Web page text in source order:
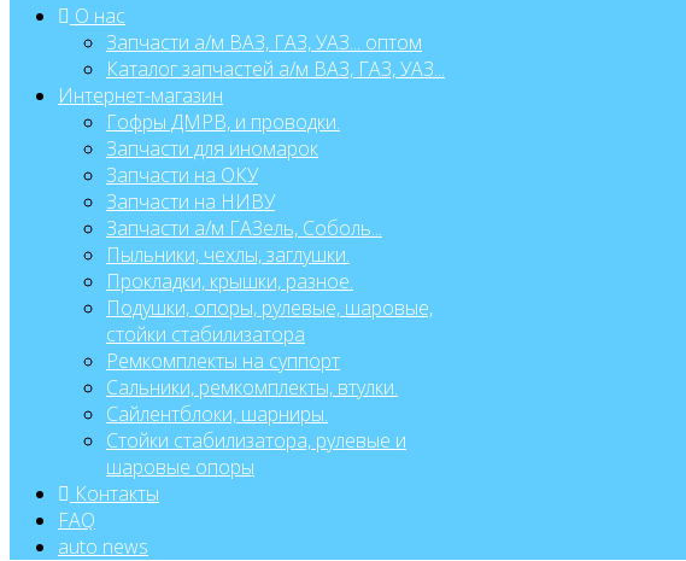
О нас
Запчасти а/м ВАЗ, ГАЗ, УАЗ... оптом
Каталог запчастей а/м ВАЗ, ГАЗ, УАЗ...
Интернет-магазин
Гофры ДМРВ, и проводки.
Запчасти для иномарок
Запчасти на ОКУ
Запчасти на НИВУ
Запчасти а/м ГАЗель, Соболь...
Пыльники, чехлы, заглушки.
Прокладки, крышки, разное.
Подушки, опоры, рулевые, шаровые,
стойки стабилизатора
Ремкомплекты на суппорт
Сальники, ремкомплекты, втулки.
Сайлентблоки, шарниры.
Стойки стабилизатора, рулевые и
шаровые опоры
Контакты
FAQ
auto news